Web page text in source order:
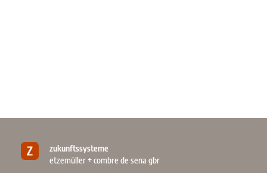
zukunftssysteme
etzemüller + combre de sena gbr